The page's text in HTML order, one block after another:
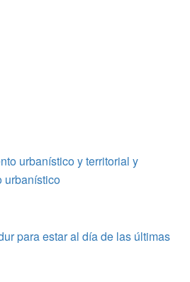
urbanístico y territorial y
urbanístico
para estar al día de las últimas